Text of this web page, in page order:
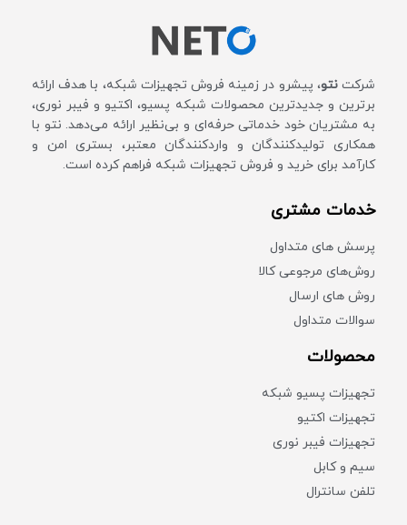
شرکتنتو، پیشرو در زمینه فروش تجهیزات شبکه، با هدف ارائه
برترین و جدیدترین محصولات شبکه پسیو، اکتیو و فیبر نوری،
به مشتریان خود خدماتی حرفه‌ای و بی‌نظیر ارائه می‌دهد. نتو با
همکاری تولیدکنندگان و واردکنندگان معتبر، بستری امن و
کارآمد برای خرید و فروش تجهیزات شبکه فراهم کرده است.
خدمات مشتری
پرسش های متداول
روش‌های مرجوعی کالا
روش های ارسال
سوالات متداول
محصولات
تجهیزات پسیو شبکه
تجهیزات اکتیو
تجهیزات فیبر نوری
سیم و کابل
تلفن سانترال